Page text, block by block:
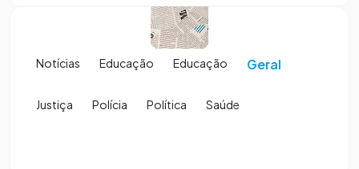
Notícias Educação Educação Geral
Justiça Polícia Política Saúde